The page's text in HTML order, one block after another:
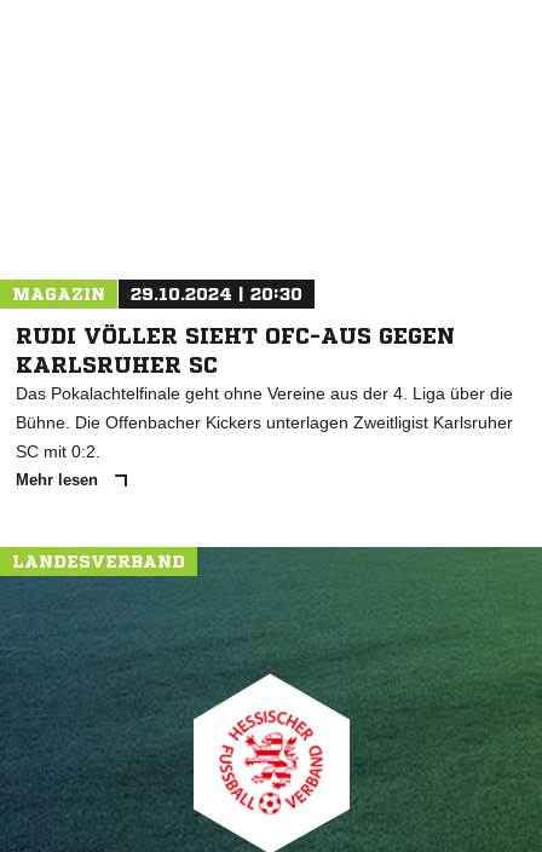
MAGAZIN 29.10.2024 | 20:30
RUDI VÖLLER SIEHT OFC-AUS GEGEN
KARLSRUHER SC
Das Pokalachtelfinale geht ohne Vereine aus der 4. Liga über die
Bühne. Die Offenbacher Kickers unterlagen Zweitligist Karlsruher
SC mit 0:2.
Mehr lesen
LANDESVERBAND